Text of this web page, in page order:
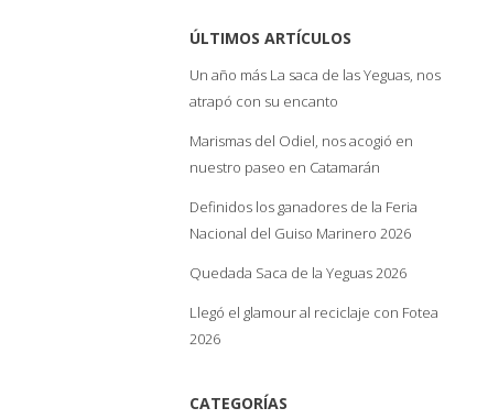
ÚLTIMOS ARTÍCULOS
Un año más La saca de las Yeguas, nos
atrapó con su encanto
Marismas del Odiel, nos acogió en
nuestro paseo en Catamarán
Definidos los ganadores de la Feria
Nacional del Guiso Marinero 2026
Quedada Saca de la Yeguas 2026
Llegó el glamour al reciclaje con Fotea
2026
CATEGORÍAS